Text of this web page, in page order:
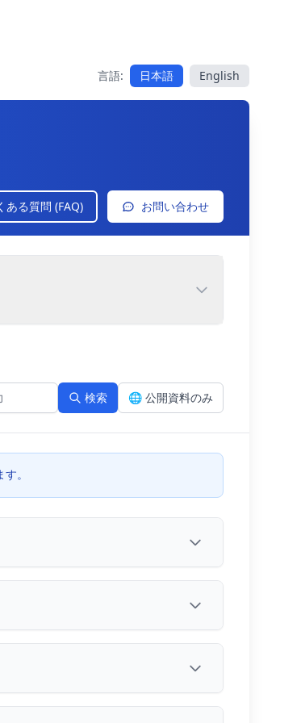
言語: 日本語 English
ある質問 (FAQ) お問い合わせ
検索 🌐 公開資料のみ
（DWG）GF22外観図（DWG）GF17外観図（
G119/219外観図（
PDF）GF17 外観図（PDF）G119 / G219 外観図
外観図（PDF）R054 外観図（PDF）
。